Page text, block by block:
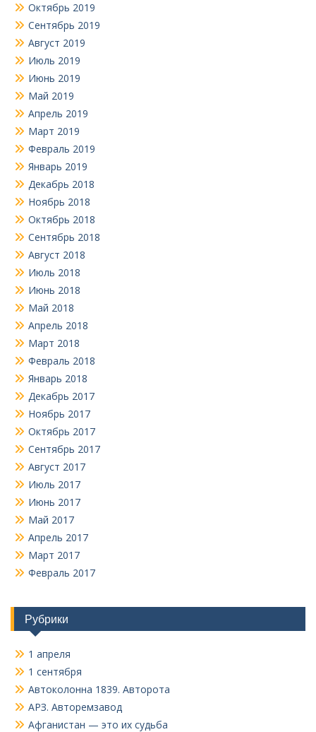
Октябрь 2019
Сентябрь 2019
Август 2019
Июль 2019
Июнь 2019
Май 2019
Апрель 2019
Март 2019
Февраль 2019
Январь 2019
Декабрь 2018
Ноябрь 2018
Октябрь 2018
Сентябрь 2018
Август 2018
Июль 2018
Июнь 2018
Май 2018
Апрель 2018
Март 2018
Февраль 2018
Январь 2018
Декабрь 2017
Ноябрь 2017
Октябрь 2017
Сентябрь 2017
Август 2017
Июль 2017
Июнь 2017
Май 2017
Апрель 2017
Март 2017
Февраль 2017
Рубрики
1 апреля
1 сентября
Автоколонна 1839. Авторота
АРЗ. Авторемзавод
Афганистан — это их судьба